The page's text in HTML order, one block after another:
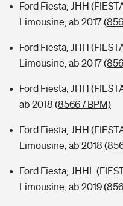
Ford Fiesta, JHH
Limousine, ab 2017
Ford Fiesta, JHH
Limousine, ab 2017
Ford Fiesta, JHH
ab 2018 (8566 / BPM)
Ford Fiesta, JHH
Limousine, ab 2018
Ford Fiesta, JHHL
Limousine, ab 2019